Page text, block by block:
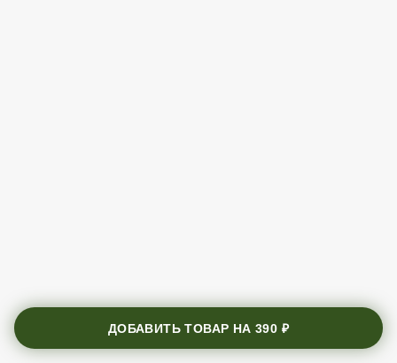
ДОБАВИТЬ ТОВАР НА390 ₽